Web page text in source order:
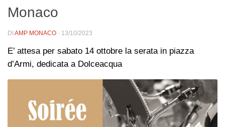
Monaco
DI AMP MONACO · 13/10/2023
E’ attesa per sabato 14 ottobre la serata in piazza
d’Armi, dedicata a Dolceacqua